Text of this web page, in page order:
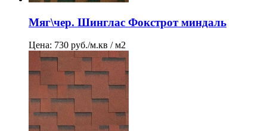
Мяг\чер. Шинглас Фокстрот миндаль
Цена: 730 руб./м.кв / м2